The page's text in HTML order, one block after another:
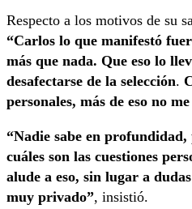
Respecto a los motivos de su
“Carlos lo que manifestó
más que nada. Que eso lo
desafectarse de la selección.
personales, más de eso no
“Nadie sabe en
cuáles son las cuestiones
alude a eso, sin lugar a
muy privado”, insistió.